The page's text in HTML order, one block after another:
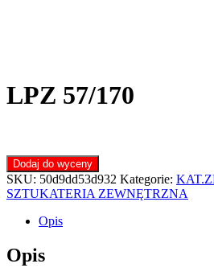
LPZ 57/170
Dodaj do wyceny
SKU: 50d9dd53d932 Kategorie:
SZTUKATERIA ZEWNĘTRZNA
Opis
Opis